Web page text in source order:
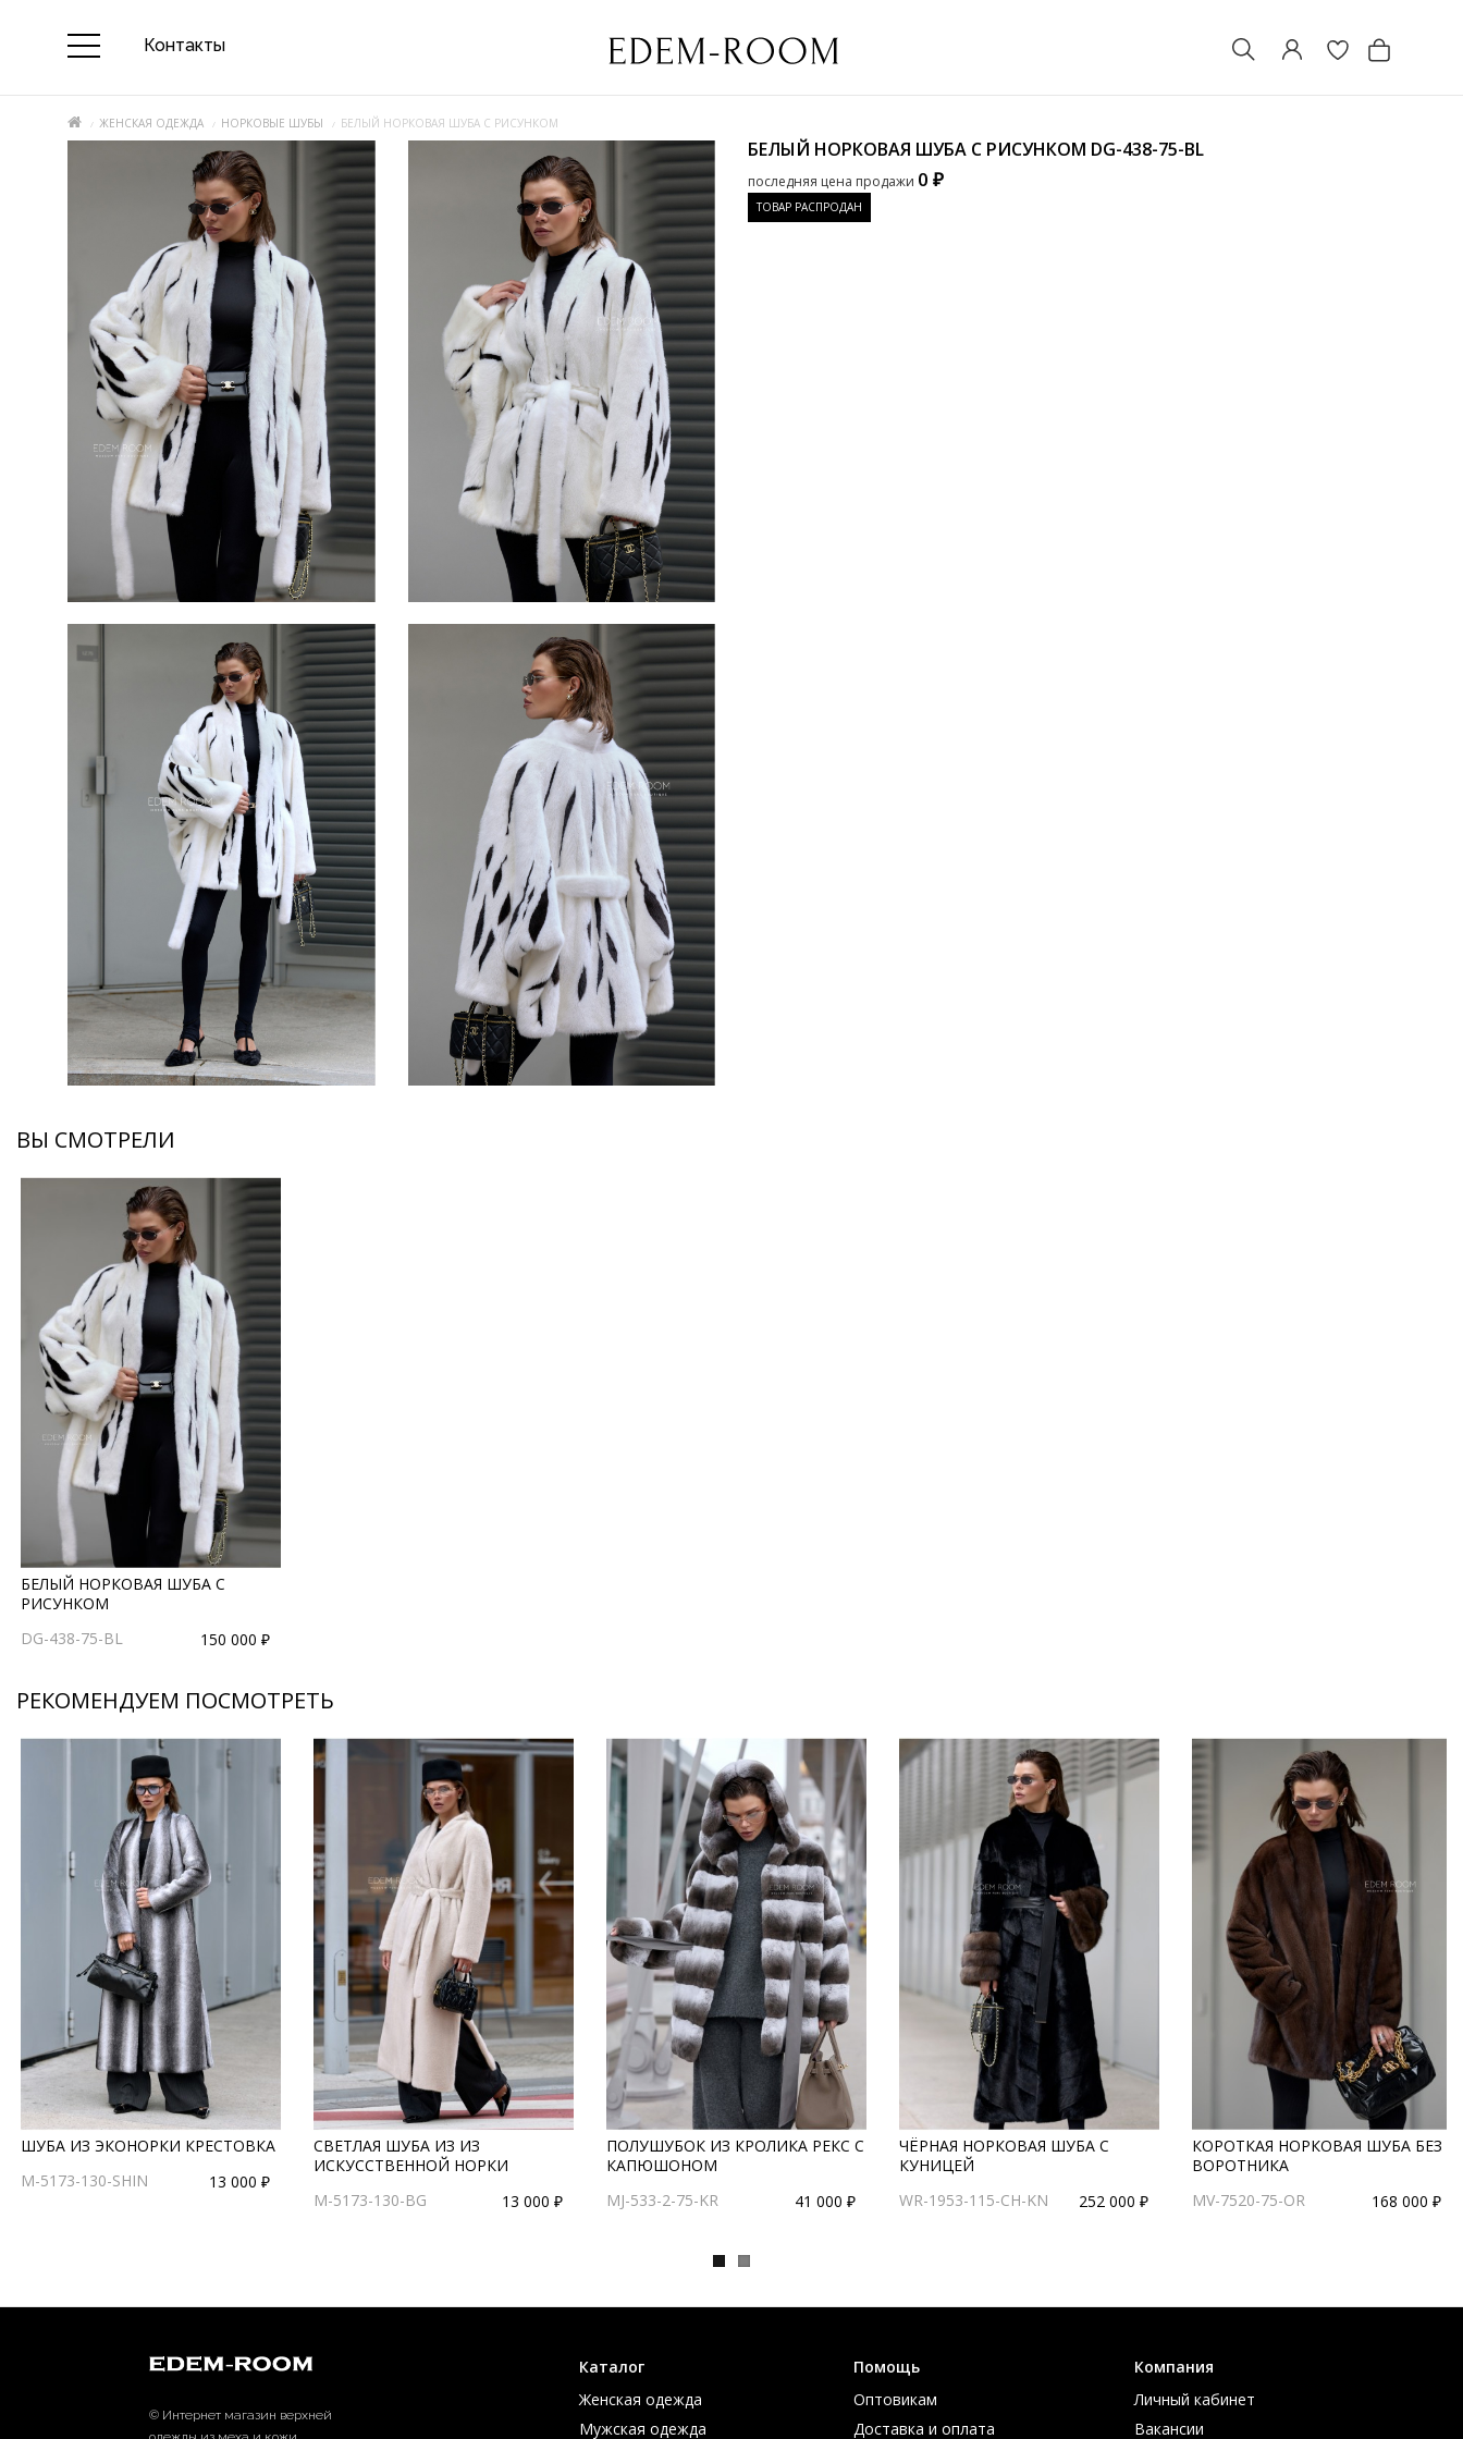
Контакты
ЖЕНСКАЯ ОДЕЖДА НОРКОВЫЕ ШУБЫ БЕЛЫЙ НОРКОВАЯ ШУБА С РИСУНКОМ
БЕЛЫЙ НОРКОВАЯ ШУБА С РИСУНКОМ DG-438-75-BL
последняя цена продажи 0 ₽
ТОВАР РАСПРОДАН
ВЫ СМОТРЕЛИ
БЕЛЫЙ НОРКОВАЯ ШУБА С
РИСУНКОМ
DG-438-75-BL
150 000 ₽
РЕКОМЕНДУЕМ ПОСМОТРЕТЬ
ШУБА ИЗ ЭКОНОРКИ КРЕСТОВКА
M-5173-130-SHIN
13 000 ₽
СВЕТЛАЯ ШУБА ИЗ ИЗ
ИСКУССТВЕННОЙ НОРКИ
M-5173-130-BG
13 000 ₽
ПОЛУШУБОК ИЗ КРОЛИКА РЕКС С
КАПЮШОНОМ
MJ-533-2-75-KR
41 000 ₽
ЧЁРНАЯ НОРКОВАЯ ШУБА С
КУНИЦЕЙ
WR-1953-115-CH-KN
252 000 ₽
КОРОТКАЯ НОРКОВАЯ ШУБА БЕЗ
ВОРОТНИКА
MV-7520-75-OR
168 000 ₽
© Интернет магазин верхней
Каталог
Женская одежда
Мужская одежда
Помощь
Оптовикам
Доставка и оплата
Компания
Личный кабинет
Вакансии